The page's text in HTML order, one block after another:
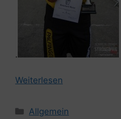
.
Weiterlesen
Kategorien
Allgemein